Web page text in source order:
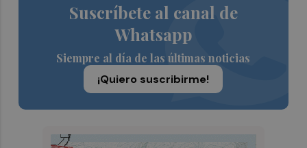
Suscríbete al canal de
Whatsapp
Siempre al día de las últimas noticias
¡Quiero suscribirme!